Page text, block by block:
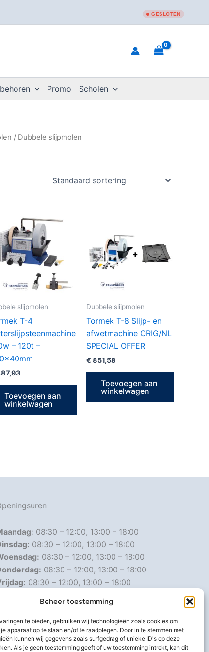
Beheer toestemming
te bieden, gebruiken wij technologieën zoals cookies om
apparaat op te slaan en/of te raadplegen. Door in te stemmen met
kunnen wij gegevens zoals surfgedrag of unieke ID's op deze
Als je geen toestemming geeft of uw toestemming intrekt, kan dit
GESLOTEN
Promo Scholen
/ Dubbele slijpmolen
slijpmolen
T-4
– 120t –
Toevoegen aan
winkelwagen
Dubbele slijpmolen
Tormek T-8 Slijp- en
afwetmachine ORIG/NL
SPECIAL OFFER
€ 851,58
Toevoegen aan
winkelwagen
08:30 – 12:00, 13:00 – 18:00
08:30 – 12:00, 13:00 – 18:00
08:30 – 12:00, 13:00 – 18:00
08:30 – 12:00, 13:00 – 18:00
08:30 – 12:00, 13:00 – 18:00
Gesloten
openingsuren